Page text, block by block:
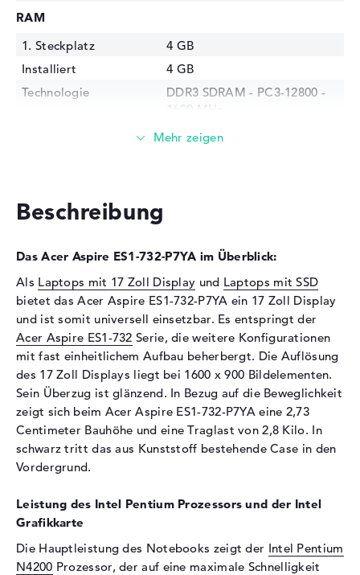
RAM
1. Steckplatz
4 GB
Installiert
4 GB
Technologie
DDR3 SDRAM - PC3-12800 -
1600 MHz
Optische Speicher
Brenner)
Display
Display-Typ
17,3" TFT
Max. Auflösung
1600 x 900
Auflösungstyp
WSXGA
Besonderheiten
Display, glänzend, LED-
Hintergrundbeleuchtung
Kartenleser
Unterstützte Flash-
Speicherkarten
SD Memory Card
Audio
Soundkarte
Mikrofon
vorhanden
Beschreibung
Das Acer Aspire ES1-732-P7YA im Überblick:
Als Laptops mit 17 Zoll Display und Laptops mit SSD
bietet das Acer Aspire ES1-732-P7YA ein 17 Zoll Display
und ist somit universell einsetzbar. Es entspringt der
Acer Aspire ES1-732 Serie, die weitere Konfigurationen
mit fast einheitlichem Aufbau beherbergt. Die Auflösung
des 17 Zoll Displays liegt bei 1600 x 900 Bildelementen.
Sein Überzug ist glänzend. In Bezug auf die Beweglichkeit
zeigt sich beim Acer Aspire ES1-732-P7YA eine 2,73
Centimeter Bauhöhe und eine Traglast von 2,8 Kilo. In
schwarz tritt das aus Kunststoff bestehende Case in den
Vordergrund.
Leistung des Intel Pentium Prozessors und der Intel
Grafikkarte
Die Hauptleistung des Notebooks zeigt der Intel Pentium
N4200 Prozessor, der auf eine maximale Schnelligkeit